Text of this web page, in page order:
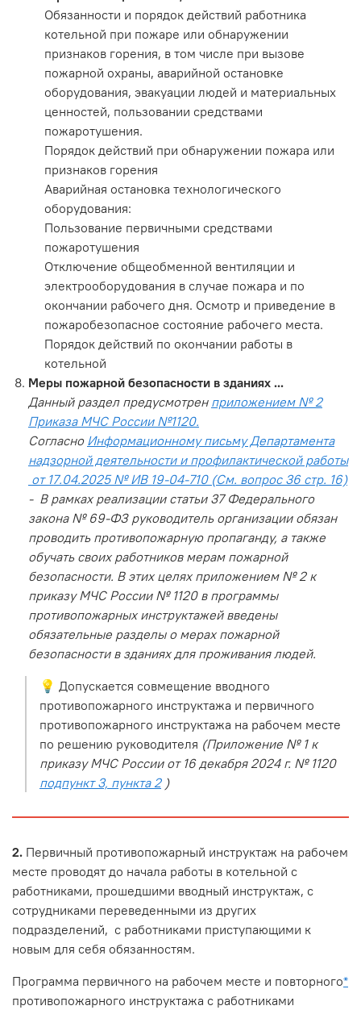
Обязанности и порядок действий работника
котельной при пожаре или обнаружении
признаков горения, в том числе при вызове
пожарной охраны, аварийной остановке
оборудования, эвакуации людей и материальных
ценностей, пользовании средствами
пожаротушения.
Порядок действий при обнаружении пожара или
признаков горения
Аварийная остановка технологического
оборудования:
Пользование первичными средствами
пожаротушения
Отключение общеобменной вентиляции и
электрооборудования в случае пожара и по
окончании рабочего дня. Осмотр и приведение в
пожаробезопасное состояние рабочего места.
Порядок действий по окончании работы в
котельной
Меры пожарной безопасности в зданиях ...
Данный раздел предусмотрен приложением № 2
Приказа МЧС России №1120.
Согласно Информационному письму Департамента
надзорной деятельности и профилактической работы
от 17.04.2025 № ИВ 19-04-710 (См. вопрос 36 стр. 16)
- В рамках реализации статьи 37 Федерального
закона № 69-ФЗ руководитель организации обязан
проводить противопожарную пропаганду, а также
обучать своих работников мерам пожарной
безопасности. В этих целях приложением № 2 к
приказу МЧС России № 1120 в программы
противопожарных инструктажей введены
обязательные разделы о мерах пожарной
безопасности в зданиях для проживания людей.
💡 Допускается совмещение вводного
противопожарного инструктажа и первичного
противопожарного инструктажа на рабочем месте
по решению руководителя (Приложение № 1 к
приказу МЧС России от 16 декабря 2024 г. № 1120
подпункт 3, пункта 2)
2. Первичный противопожарный инструктаж на рабочем
месте проводят до начала работы в котельной с
работниками, прошедшими вводный инструктаж, с
сотрудниками переведенными из других
подразделений, с работниками приступающими к
новым для себя обязанностям.
Программа первичного на рабочем месте и повторного*
противопожарного инструктажа с работниками